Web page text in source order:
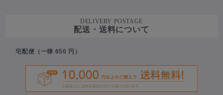
DELIVERY POSTAGE
配送・送料について
宅配便（一律 650 円）